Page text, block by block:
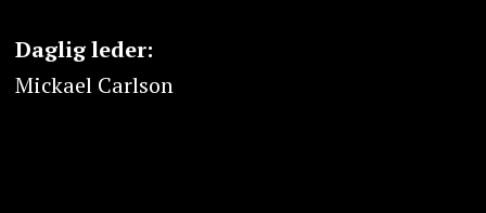
Daglig leder:
Mickael Carlson